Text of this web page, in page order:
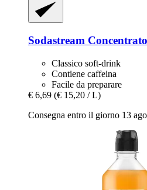
Sodastream
Classico soft-drink
Contiene caffeina
Facile da preparare
€ 6,69 (€ 15,20 / L)
Consegna entro il giorno 13